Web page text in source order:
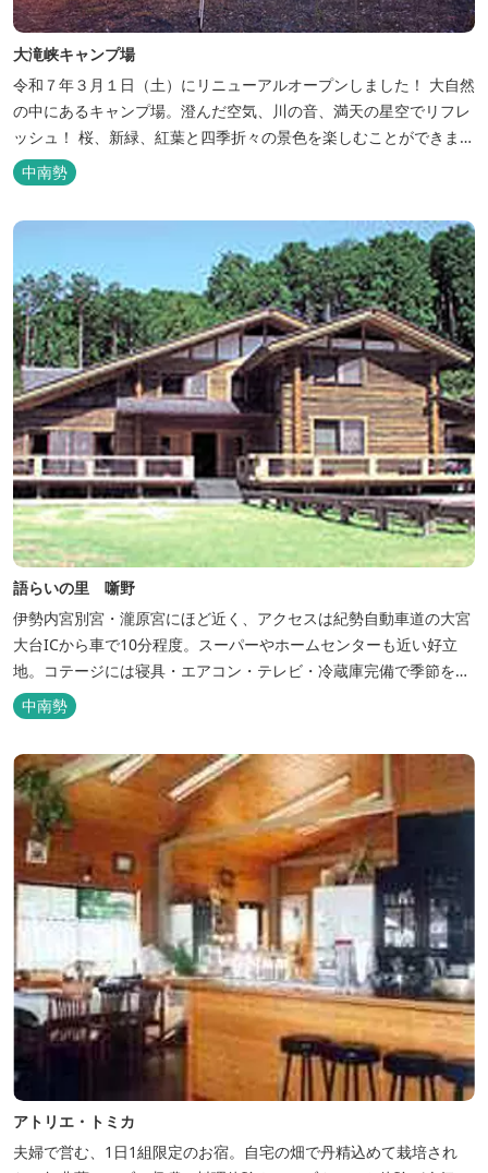
大滝峡キャンプ場
令和７年３月１日（土）にリニューアルオープンしました！ 大自然
の中にあるキャンプ場。澄んだ空気、川の音、満天の星空でリフレ
ッシュ！ 桜、新緑、紅葉と四季折々の景色を楽しむことができま
す。 紀勢自動車道「大宮大台Ic」から車で約10分と好アクセス！
今年の営業は１２月１４日（日）までです！来年は３月１日（日）
中南勢
語らいの里 噺野
伊勢内宮別宮・瀧原宮にほど近く、アクセスは紀勢自動車道の大宮
大台ICから車で10分程度。スーパーやホームセンターも近い好立
地。コテージには寝具・エアコン・テレビ・冷蔵庫完備で季節を問
わず楽しめます。 食器・調理器具の揃った自炊棟や24時間利用可
能なシャワールームなど充実の設備で快適にお過ごしいただけま
用いただけます(１棟につき１時間)
中南勢
アトリエ・トミカ
夫婦で営む、1日1組限定のお宿。自宅の畑で丹精込めて栽培され